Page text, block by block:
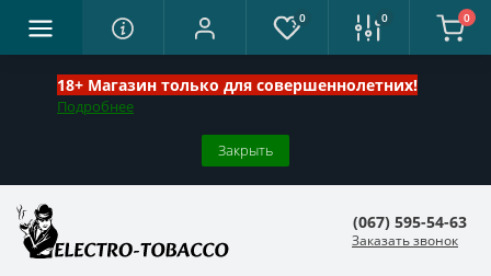
18+ Магазин только для совершеннолетних!
Подробнее
Закрыть
0 0 0
(067) 595-54-63
Заказать звонок